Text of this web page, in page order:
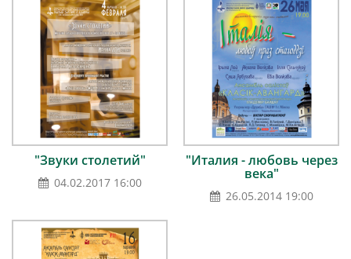
"Звуки столетий"
04.02.2017 16:00
"Италия - любовь через
века"
26.05.2014 19:00